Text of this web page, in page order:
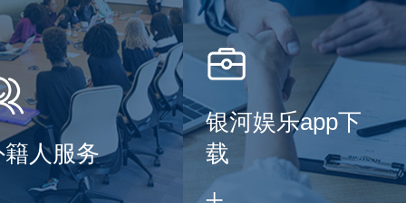
籍人服务
银河娱乐app下
载